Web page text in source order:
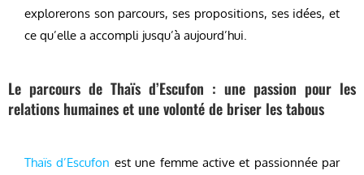
explorerons son parcours, ses propositions, ses idées, et
ce qu’elle a accompli jusqu’à aujourd’hui.
Le parcours de Thaïs d’Escufon : une passion pour les
relations humaines et une volonté de briser les tabous
Thaïs d’Escufon est une femme active et passionnée par